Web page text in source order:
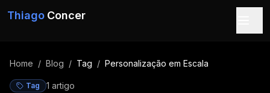
Thiago Concer
Home / Blog / Tag / Personalização em Escala
Tag 1 artigo